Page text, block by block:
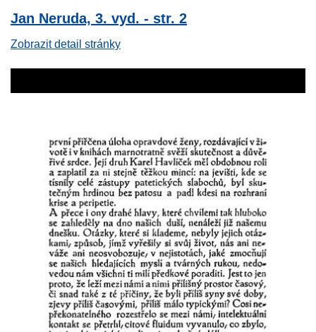
Jan Neruda, 3. vyd. - str. 2
Zobrazit detail stránky